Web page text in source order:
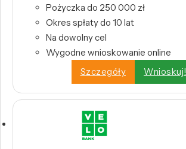
Pożyczka do 250 000 zł
Okres spłaty do 10 lat
Na dowolny cel
Wygodne wnioskowanie online
Szczegóły
Wnioskuj!